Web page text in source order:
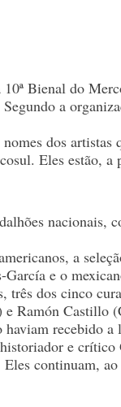
Bienal do
a
dos artistas
Eles estão,
nacionais,
a
García e o
três dos cinco
e Ramón Castillo
haviam recebido
e
continuam,